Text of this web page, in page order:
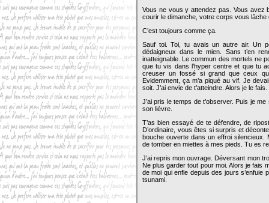
Vous ne vous y attendez pas. Vous avez
courir le dimanche, votre corps vous lâche
C’est toujours comme ça.
Sauf toi. Toi, tu avais un autre air. Un
dédaigneux dans le mien. Sans t’en
inatteignable. Le commun des mortels ne
que tu vis dans l’hyper centre et que tu
creuser un fossé si grand que ceux
Evidemment, ça m’a piqué au vif. Je
soit. J’ai envie de t’atteindre. Alors je le fais.
J’ai pris le temps de t’observer. Puis je
son lièvre.
T’as bien essayé de te défendre, de
D’ordinaire, vous êtes si surpris et
bouche ouverte dans un effroi silencieux.
de tomber en miettes à mes pieds. Tu es
J’ai repris mon ouvrage. Déversant mon
Ne plus garder tout pour moi. Alors je fais
de moi qui enfle depuis des jours
tsunami.